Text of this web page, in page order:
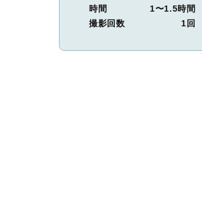
時間
1〜1.5時間
撮影回数
1回